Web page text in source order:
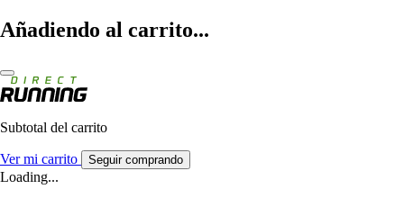
Añadiendo al carrito...
Subtotal del carrito
Ver mi carrito Seguir comprando
Loading...